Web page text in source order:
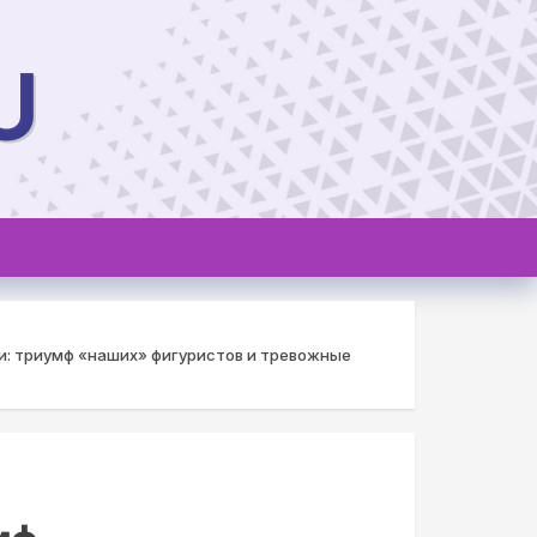
триумф «наших» фигуристов и тревожные